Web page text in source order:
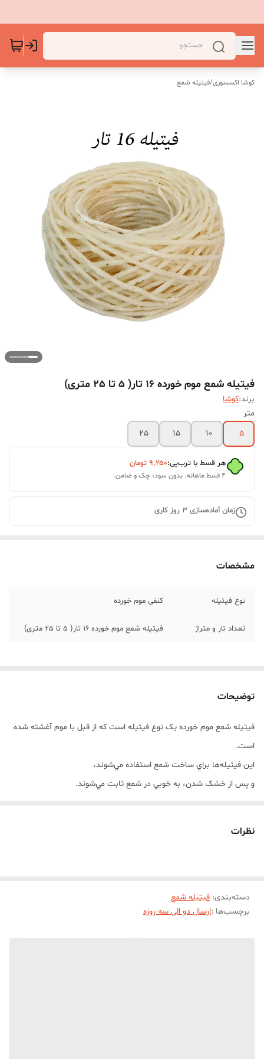
کوشا اکسسوری/فیتیله شمع
فیتیله شمع موم خورده 16 تار( 5 تا 25 متری)
برند:کوشا
متر
5
10
15
25
هر قسط با ترب‌پی:۹٬۲۵۰ تومان
۴ قسط ماهانه. بدون سود، چک و ضامن.
زمان آماده‌سازی 3 روز کاری
مشخصات
نوع فیتیله کنفی موم خورده
تعداد تار و متراژ فیتیله شمع موم خورده 16 تار( 5 تا 25 متری)
توضیحات
فيتيله شمع موم خورده يک نوع فيتيله است که از قبل با موم آغشته شده
است.
اين فيتيله‌ها براي ساخت شمع استفاده مي‌شوند،
و پس از خشک شدن، به خوبي در شمع ثابت مي‌شوند.
نظرات
دسته‌بندی: فیتیله شمع
برچسب‌ها :ارسال دو الی سه روزه